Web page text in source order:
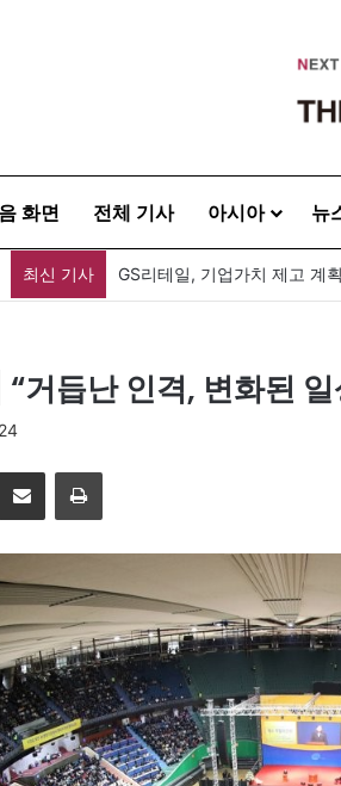
화면 전체 기사 아시아 뉴
최신 기사
거듭난 인격, 변화된
이메일